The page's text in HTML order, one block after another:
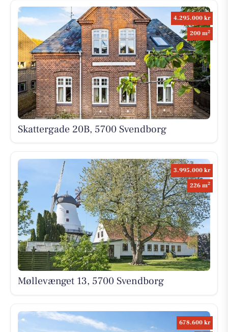
4.295.000 kr
200 m2
Skattergade 20B, 5700 Svendborg
3.995.000 kr
226 m2
Møllevænget 13, 5700 Svendborg
678.600 kr